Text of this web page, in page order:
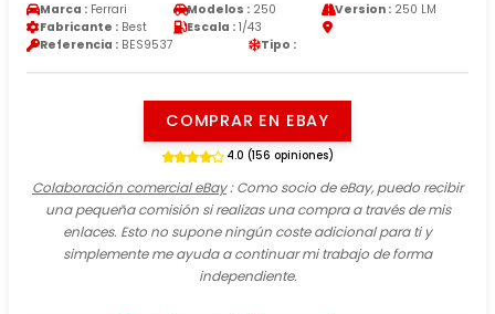
Marca : Ferrari Modelos : 250 Version :250 LM
Fabricante : Best Escala : 1/43
Referencia : BES9537 Tipo :
COMPRAR EN EBAY
4.0 (156 opiniones)
Colaboración comercial eBay: Como socio de eBay, puedo recibir
una pequeña comisión si realizas una compra a través de mis
enlaces. Esto no supone ningún coste adicional para ti y
simplemente me ayuda a continuar mi trabajo de forma
independiente.